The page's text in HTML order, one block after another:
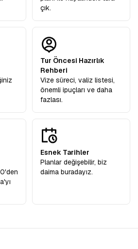
çık.
Tur Öncesi Hazırlık
Rehberi
Vize süreci, valiz listesi,
önemli ipuçları ve daha
fazlası.
Esnek Tarihler
Planlar değişebilir, biz
daima buradayız.